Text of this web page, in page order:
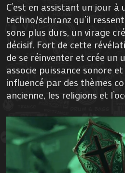
C’est en assistant un jour à
techno/schranz qu’il
sons plus durs, un virage
décisif. Fort de cette
de se réinventer et crée un
associe puissance sonore
influencé par des thèmes
ancienne, les religions et